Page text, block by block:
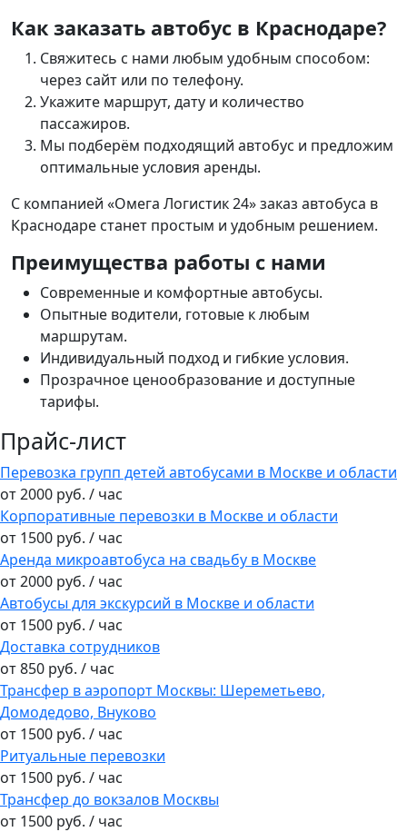
Как заказать автобус в Краснодаре?
Свяжитесь с нами любым удобным способом:
через сайт или по телефону.
Укажите маршрут, дату и количество
пассажиров.
Мы подберём подходящий автобус и предложим
оптимальные условия аренды.
С компанией «Омега Логистик 24»заказ автобуса в
Краснодаре станет простым и удобным решением.
Преимущества работы с нами
Современные и комфортные автобусы.
Опытные водители, готовые к любым
маршрутам.
Индивидуальный подход и гибкие условия.
Прозрачное ценообразование и доступные
тарифы.
Прайс-лист
Перевозка групп детей автобусами в Москве и области
от 2000 руб. / час
Корпоративные перевозки в Москве и области
от 1500 руб. / час
Аренда микроавтобуса на свадьбу в Москве
от 2000 руб. / час
Автобусы для экскурсий в Москве и области
от 1500 руб. / час
Доставка сотрудников
от 850 руб. / час
Трансфер в аэропорт Москвы: Шереметьево,
Домодедово, Внуково
от 1500 руб. / час
Ритуальные перевозки
от 1500 руб. / час
Трансфер до вокзалов Москвы
от 1500 руб. / час